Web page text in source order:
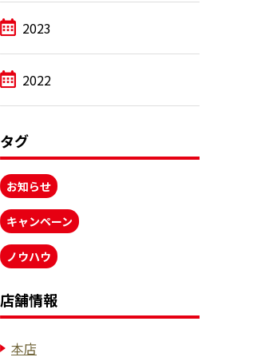
2023
2022
タグ
お知らせ
キャンペーン
ノウハウ
店舗情報
本店